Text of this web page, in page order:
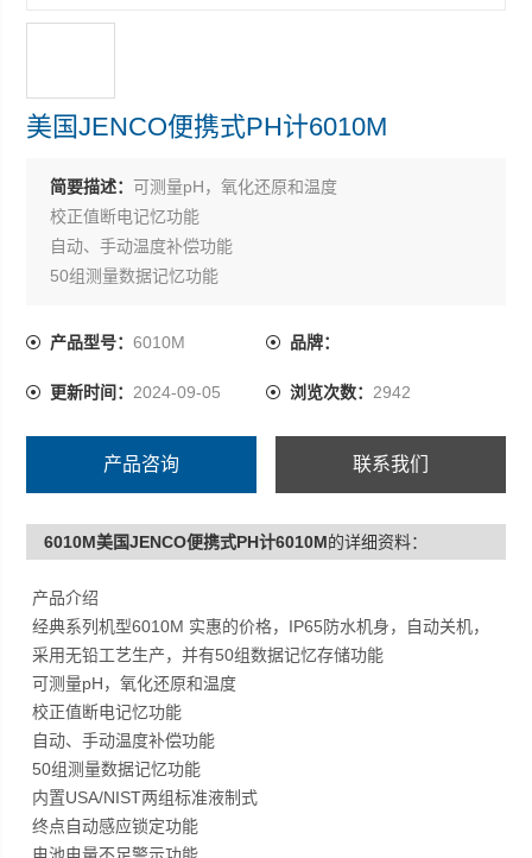
美国JENCO便携式PH计6010M
简要描述：可测量pH，氧化还原和温度
校正值断电记忆功能
自动、手动温度补偿功能
50组测量数据记忆功能
终点自动感应锁定功能
自动关机功能
CMC、ROHS、CE认证
产品型号：6010M 品牌：
更新时间： 2024-09-05 浏览次数： 2942
产品咨询 联系我们
6010M美国JENCO便携式PH计6010M的详细资料：
产品介绍
经典系列机型6010M 实惠的价格，IP65防水机身，自动关机，
采用无铅工艺生产，并有50组数据记忆存储功能
可测量pH，氧化还原和温度
校正值断电记忆功能
自动、手动温度补偿功能
50组测量数据记忆功能
内置USA/NIST两组标准液制式
终点自动感应锁定功能